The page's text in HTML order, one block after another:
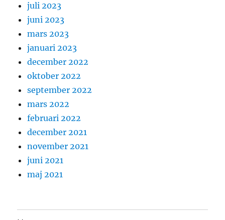
juli 2023
juni 2023
mars 2023
januari 2023
december 2022
oktober 2022
september 2022
mars 2022
februari 2022
december 2021
november 2021
juni 2021
maj 2021